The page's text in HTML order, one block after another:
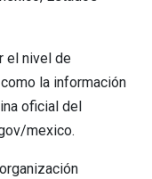
el nivel de
la información
oficial del
mexico.